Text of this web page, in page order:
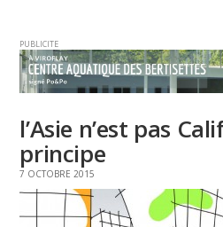
PUBLICITE
l’Asie n’est pas
principe
7 OCTOBRE 2015